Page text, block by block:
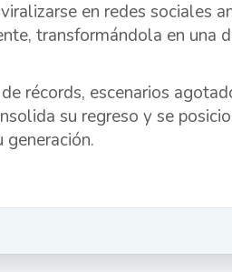
en redes sociales
transformándola en una
récords, escenarios
su regreso y se